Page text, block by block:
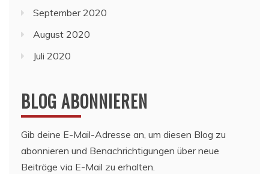
September 2020
August 2020
Juli 2020
BLOG ABONNIEREN
Gib deine E-Mail-Adresse an, um diesen Blog zu
abonnieren und Benachrichtigungen über neue
Beiträge via E-Mail zu erhalten.